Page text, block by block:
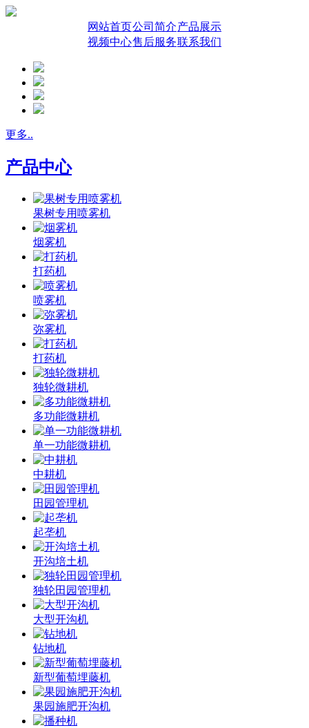
网站首页公司简介产品展示
视频中心售后服务联系我们
更多..
产品中心
果树专用喷雾机
烟雾机
打药机
喷雾机
弥雾机
打药机
独轮微耕机
多功能微耕机
单一功能微耕机
中耕机
田园管理机
起垄机
开沟培土机
独轮田园管理机
大型开沟机
钻地机
新型葡萄埋藤机
果园施肥开沟机